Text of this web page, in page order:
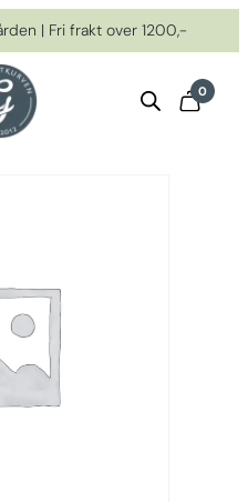
| Fri frakt over 1200,-
0